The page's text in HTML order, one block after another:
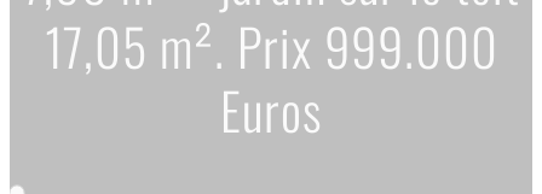
17,05 m². Prix 999.000
Euros